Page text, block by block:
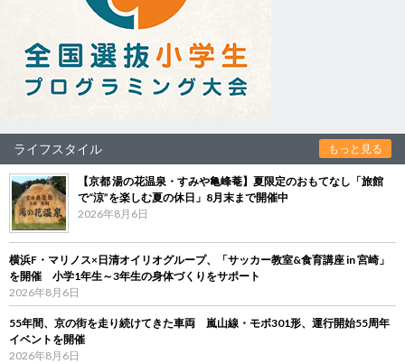
ライフスタイル もっと見る
【京都 湯の花温泉・すみや亀峰菴】夏限定のおもてなし「旅館
で“涼”を楽しむ夏の休日」8月末まで開催中
2026年8月6日
横浜F・マリノス×日清オイリオグループ、「サッカー教室&食育講座 in 宮崎」
を開催 小学1年生～3年生の身体づくりをサポート
2026年8月6日
55年間、京の街を走り続けてきた車両 嵐山線・モボ301形、運行開始55周年
イベントを開催
2026年8月6日